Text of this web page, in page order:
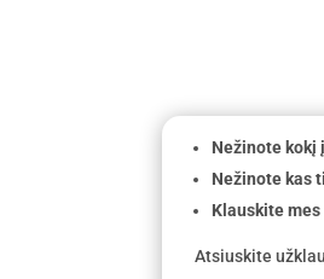
Nežinote kokį
Nežinote kas
Klauskite
Atsiuskite